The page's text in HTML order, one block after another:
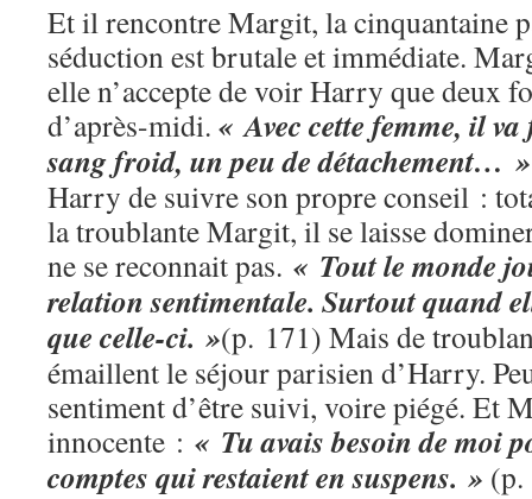
Et il rencontre Margit, la cinquantaine
séduction est brutale et immédiate.
elle n’accepte de voir Harry que deux
d’après-midi. « Avec cette femme, il
sang froid, un peu de détachement… »
Harry de suivre son propre conseil :
la troublante Margit, il se laisse
ne se reconnait pas. « Tout le monde
relation sentimentale. Surtout quand
que celle-ci. »(p. 171) Mais de
émaillent le séjour parisien d’Harry.
sentiment d’être suivi, voire piégé. Et
innocente : « Tu avais besoin de moi
comptes qui restaient en suspens. »